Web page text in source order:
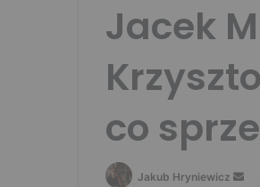
Jacek
co
Jakub Hryniewicz